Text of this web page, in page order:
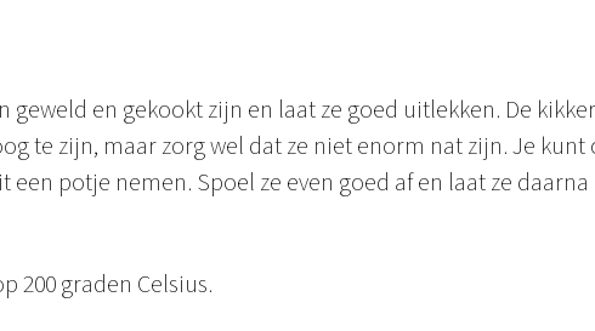
geweld en gekookt zijn en laat ze goed uitlekken. De
te zijn, maar zorg wel dat ze niet enorm nat zijn. Je kunt
potje nemen. Spoel ze even goed af en laat ze daarna
200 graden Celsius.